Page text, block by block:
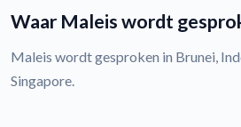
Waar Maleis wordt
Maleis wordt gesproken in Brunei,
Singapore.